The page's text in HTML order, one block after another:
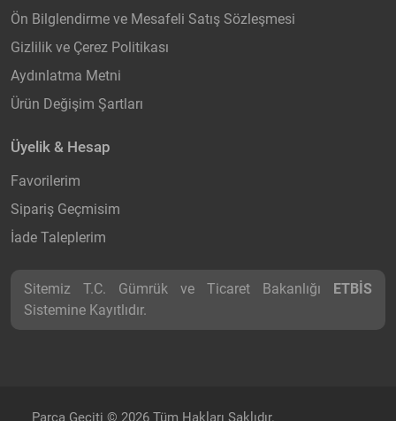
Ön Bilglendirme ve Mesafeli Satış Sözleşmesi
Gizlilik ve Çerez Politikası
Aydınlatma Metni
Ürün Değişim Şartları
Üyelik & Hesap
Favorilerim
Sipariş Geçmisim
İade Taleplerim
Sitemiz T.C. Gümrük ve Ticaret Bakanlığı ETBİS
Sistemine Kayıtlıdır.
Parça Geçiti © 2026 Tüm Hakları Saklıdır.